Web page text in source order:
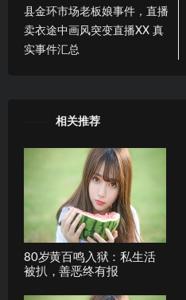
县金环市场老板娘事件，直播
卖衣途中画风突变直播XX 真
实事件汇总
相关推荐
80岁黄百鸣入狱：私生活
被扒，善恶终有报